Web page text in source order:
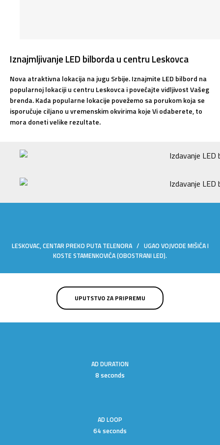
Iznajmljivanje LED bilborda u centru Leskovca
Nova atraktivna lokacija na jugu Srbije. Iznajmite LED bilbord na
popularnoj lokaciji u centru Leskovca i povećajte vidljivost Vašeg
brenda. Kada popularne lokacije povežemo sa porukom koja se
isporučuje ciljano u vremenskim okvirima koje Vi odaberete, to
mora doneti velike rezultate.
LESKOVAC, CENTAR PREKO PUTA TELENORA / UGAO VOJVODE MIŠIĆA I
KOSTE STAMENKOVIĆA (OBOSTRANI LED).
UPUTSTVO ZA PRIPREMU
AD DURATION
8 seconds
AD LOOP
64 seconds